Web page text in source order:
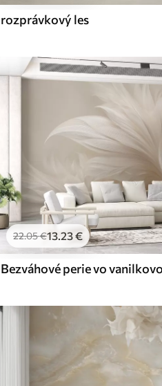
rozprávkový les
22.05€13.23€